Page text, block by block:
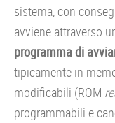
sistema, con
avviene attraverso
programma di
tipicamente in
modificabili (ROM
programmabili e